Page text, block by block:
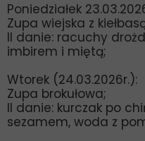
Poniedziałek
Zupa wiejska z
II danie: racuchy
imbirem i miętą;
Wtorek (24.03.2026r.):
Zupa brokułowa;
II danie: kurczak po
sezamem, woda z